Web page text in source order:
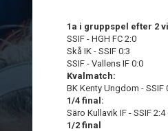
1a i gruppspel efter 2
SSIF - HGH FC 2:0
Skå IK - SSIF 0:3
SSIF - Vallens IF 0:0
Kvalmatch:
BK Kenty Ungdom - SSIF
1/4 final:
Säro Kullavik IF - SSIF
1/2 final